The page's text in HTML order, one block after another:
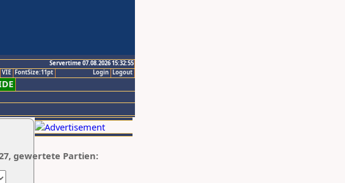
Servertime 07.08.2026 15:32:55
Logout
Login
VIE FontSize:11pt
gewertete Partien: